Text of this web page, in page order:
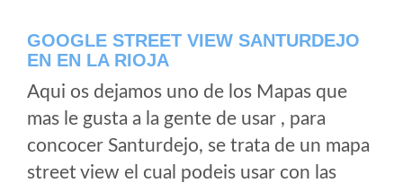
GOOGLE STREET VIEW SANTURDEJO
EN EN LA RIOJA
Aqui os dejamos uno de los Mapas que
mas le gusta a la gente de usar , para
concocer Santurdejo, se trata de un mapa
street view el cual podeis usar con las